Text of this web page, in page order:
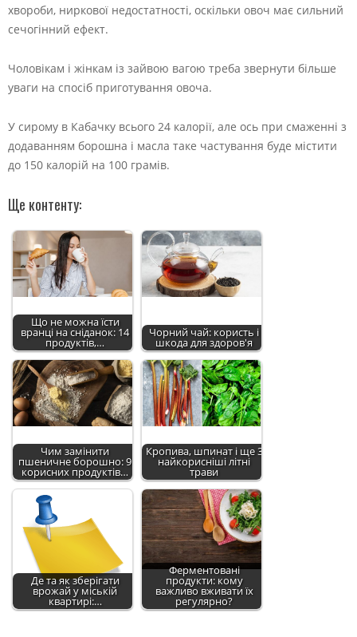
хвороби, ниркової недостатності, оскільки овоч має сильний
сечогінний ефект.
Чоловікам і жінкам із зайвою вагою треба звернути більше
уваги на спосіб приготування овоча.
У сирому в Кабачку всього 24 калорії, але ось при смаженні з
додаванням борошна і масла таке частування буде містити
до 150 калорій на 100 грамів.
Ще контенту:
Що не можна їсти
вранці на сніданок: 14
продуктів,…
Чорний чай: користь і
шкода для здоров'я
Чим замінити
пшеничне борошно: 9
корисних продуктів…
Кропива, шпинат і ще 3
найкорисніші літні
трави
Де та як зберігати
врожай у міській
квартирі:…
Ферментовані
продукти: кому
важливо вживати їх
регулярно?